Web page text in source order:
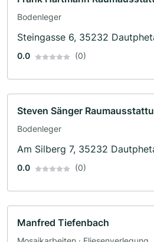
Bodenleger
Steingasse 6, 35232
0.0 (0)
Steven Sänger
Bodenleger
Am Silberg 7, 35232
0.0 (0)
Manfred Tiefenbach